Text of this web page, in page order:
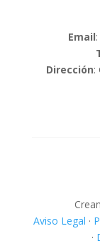
Email
Dirección:
Aviso Legal ·
·